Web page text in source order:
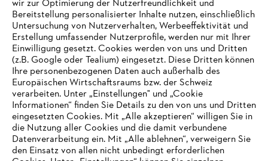
Häufig gestellte Fragen
Support
IHR BROWSER WIRD NICHT
UNTERSTÜTZT
wir zur Optimierung der Nutzerfreundlichkeit und
Bereitstellung personalisierter Inhalte nutzen, einschließlich
Untersuchung von Nutzerverhalten, Werbeeffektivität und
Erstellung umfassender Nutzerprofile, werden nur mit Ihrer
Einwilligung gesetzt. Cookies werden von uns und Dritten
(z.B. Google oder Tealium) eingesetzt. Diese Dritten können
Ihre personenbezogenen Daten auch außerhalb des
Europäischen Wirtschaftsraums bzw. der Schweiz
verarbeiten. Unter „Einstellungen" und „Cookie
Informationen“ finden Sie Details zu den von uns und Dritten
eingesetzten Cookies. Mit „Alle akzeptieren“ willigen Sie in
die Nutzung aller Cookies und die damit verbundene
Datenverarbeitung ein. Mit „Alle ablehnen“, verweigern Sie
den Einsatz von allen nicht unbedingt erforderlichen